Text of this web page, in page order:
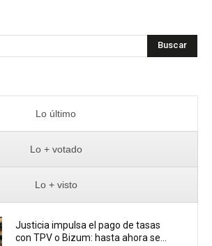
Buscar
Lo último
Lo + votado
Lo + visto
Justicia impulsa el pago de tasas
con TPV o Bizum: hasta ahora se...